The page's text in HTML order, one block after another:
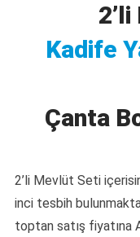
Kadife
Çanta
2’li Mevlüt Seti
inci tesbih
toptan satış fiyatına